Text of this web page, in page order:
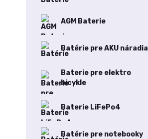
AGM Baterie
Batérie pre AKU náradia
Baterie pre elektro
bicykle
Baterie LiFePo4
Batérie pre notebooky